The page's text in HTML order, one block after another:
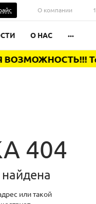
О компании
О НАС ...
Ваша корзина
404
или такой